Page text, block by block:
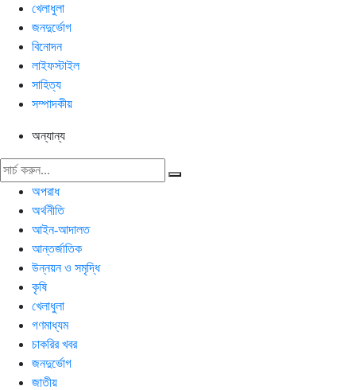
খেলাধুলা
জনদুর্ভোগ
বিনোদন
লাইফস্টাইল
সাহিত্য
সম্পাদকীয়
অন্যান্য
অপরাধ
অর্থনীতি
আইন-আদালত
আন্তর্জাতিক
উন্নয়ন ও সমৃদ্ধি
কৃষি
খেলাধুলা
গণমাধ্যম
চাকরির খবর
জনদুর্ভোগ
জাতীয়